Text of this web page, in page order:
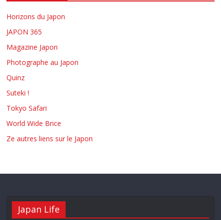
Horizons du Japon
JAPON 365
Magazine Japon
Photographe au Japon
Quinz
Suteki !
Tokyo Safari
World Wide Brice
Ze autres liens sur le Japon
Japan Life